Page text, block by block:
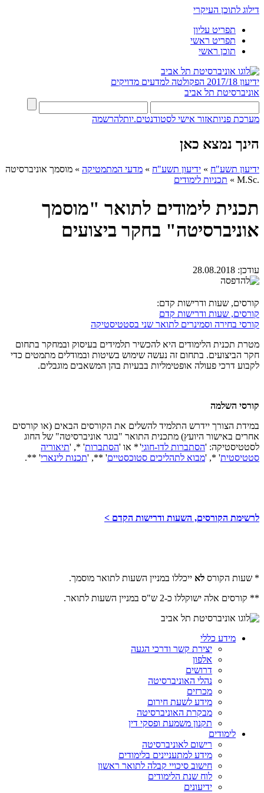
דילוג לתוכן העיקרי
תפריט עליון
תפריט ראשי
תוכן ראשי
ידיעון 2017/18
הפקולטה למדעים מדויקים
אוניברסיטת תל אביב
מערכת פניותאזור אישי לסטודנטים.יותלהרשמה
הינך נמצא כאן
ידיעון תשע"ח » ידיעון תשע"ח » מדעי המתמטיקה » מוסמך אוניברסיטה
.M.Sc
» תכניות לימודים
תכנית לימודים לתואר "מוסמך
אוניברסיטה" בחקר ביצועים
עודכן: 28.08.2018
קורסים, שעות ודרישות קדם:
קורסים, שעות ודרישות קדם
קורסי בחירה וסמינרים לתואר שני בסטטיסטיקה
מטרת תכנית הלימודים היא להכשיר תלמידים בעיסוק ובמחקר בתחום
חקר הביצועים. בתחום זה נעשה שימוש בשיטות ובמודלים מתמטים כדי
לקבוע דרכי פעולה אופטימליות בבעיות בהן המשאבים מוגבלים.
קורסי השלמה
במידת הצורך יידרש התלמיד להשלים את הקורסים הבאים (או קורסים
אחרים באישור היועץ) מתכנית התואר "בוגר אוניברסיטה" של החוג
לסטטיסטיקה: 'הסתברות לדו-חוגי'* או 'הסתברות' *, 'תיאוריה
סטטיסטית' *, 'מבוא לתהליכים סטוכסטיים' **, 'תכנות לינארי' **.
לרשימת הקורסים, השעות ודרישות הקדם >
* שעות הקורס לא ייכללו במניין השעות לתואר מוסמך.
** קורסים אלה ישוקללו כ-2 ש"ס במניין השעות לתואר.
מידע כללי
יצירת קשר ודרכי הגעה
אלפון
דרושים
נהלי האוניברסיטה
מכרזים
מידע לשעת חירום
מבקרת האוניברסיטה
תקנון משמעת ופסקי דין
לימודים
רישום לאוניברסיטה
מידע למתעניינים בלימודים
חישוב סיכויי קבלה לתואר ראשון
לוח שנת הלימודים
ידיעונים